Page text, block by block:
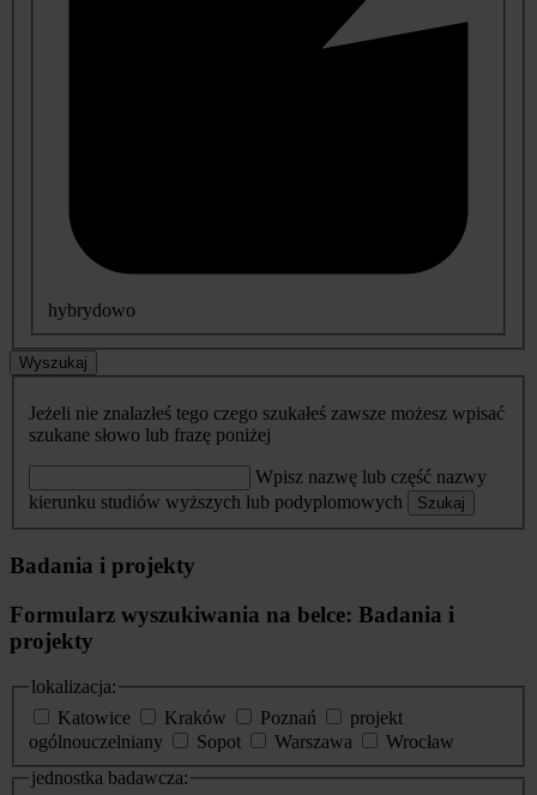
hybrydowo
Wyszukaj
Jeżeli nie znalazłeś tego czego szukałeś zawsze możesz wpisać
szukane słowo lub frazę poniżej
Wpisz nazwę lub część nazwy
kierunku studiów wyższych lub podyplomowych
Szukaj
Badania i projekty
Formularz wyszukiwania na belce: Badania i
projekty
lokalizacja:
Katowice
Kraków Poznań
projekt
ogólnouczelniany
Sopot Warszawa
Wrocław
jednostka badawcza: